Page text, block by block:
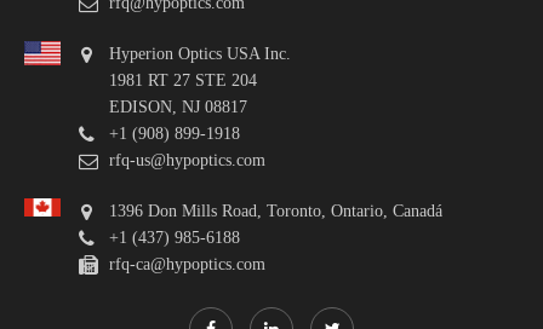
Hyperion Optics USA Inc.
1981 RT 27 STE 204
EDISON, NJ 08817
+1 (908) 899-1918
rfq-us@hypoptics.com
1396 Don Mills Road, Toronto, Ontario, Canadá
+1 (437) 985-6188
rfq-ca@hypoptics.com